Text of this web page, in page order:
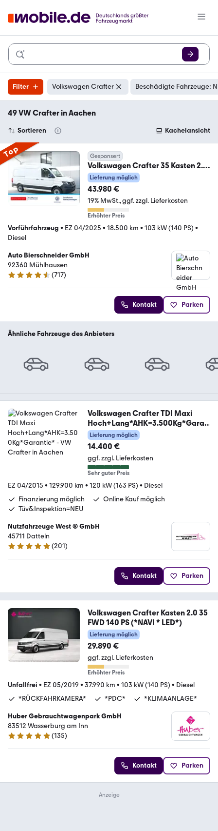
Filter Volkswagen Crafter Beschädigte Fahrzeuge:
49 VW Crafter in Aachen
Sortieren Kachelansicht
Top Gesponsert
Volkswagen Crafter 35 Kasten 2.0
TDI MR HD 5-J. GARANTIE PD
Lieferung möglich
43.980 €
19% MwSt. ggf. zzgl. Lieferkosten
Erhöhter Preis
Vorführfahrzeug • EZ 04/2025 • 18.500 km • 103 kW (140 PS) •
Diesel
Auto Bierschneider GmbH
92360 Mühlhausen
4.5 Sterne
(717)
Kontakt Parken
Ähnliche Fahrzeuge des Anbieters
Volkswagen Crafter TDI Maxi
Hoch+Lang*AHK=3.500Kg*Garan
tie*
Lieferung möglich
14.400 €
ggf. zzgl. Lieferkosten
Sehr guter Preis
EZ 04/2015 • 129.900 km • 120 kW (163 PS) • Diesel
Finanzierung möglich
Online Kauf möglich
Tüv&Inspektion=NEU
Nutzfahrzeuge West ® GmbH
45711 Datteln
4.9 Sterne
(201)
Kontakt Parken
Volkswagen Crafter Kasten 2.0 35
FWD 140 PS (*NAVI * LED*)
Lieferung möglich
29.890 €
ggf. zzgl. Lieferkosten
Erhöhter Preis
Unfallfrei • EZ 05/2019 • 37.990 km • 103 kW (140 PS) • Diesel
*RÜCKFAHRKAMERA*
*PDC* *KLIMAANLAGE*
Huber Gebrauchtwagenpark GmbH
83512 Wasserburg am Inn
5 Sterne
(135)
Kontakt Parken